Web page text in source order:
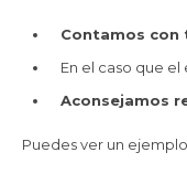
Contamos
En el caso que
Aconsejamos
Puedes ver un